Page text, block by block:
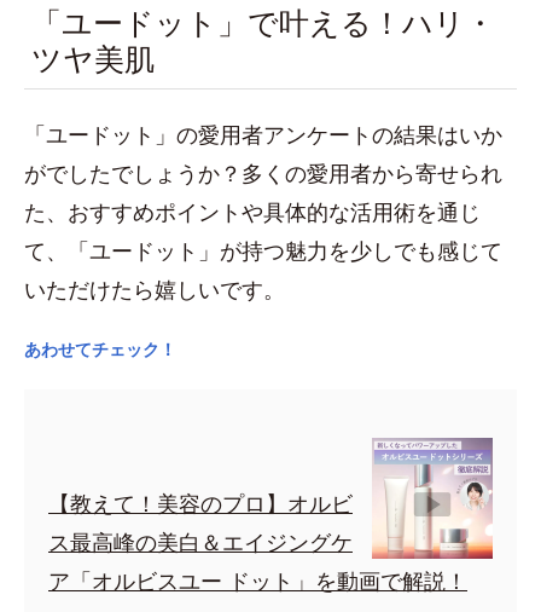
「ユードット」で叶える！ハリ・
ツヤ美肌
「ユードット」の愛用者アンケートの結果はいか
がでしたでしょうか？多くの愛用者から寄せられ
た、おすすめポイントや具体的な活用術を通じ
て、「ユードット」が持つ魅力を少しでも感じて
いただけたら嬉しいです。
あわせてチェック！
【教えて！美容のプロ】オルビ
ス最高峰の美白＆エイジングケ
ア「オルビスユー ドット」を動画で解説！